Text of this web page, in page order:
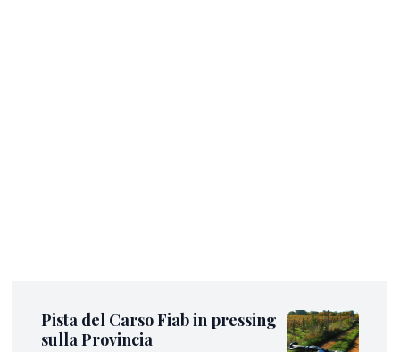
Pista del Carso Fiab in pressing
sulla Provincia